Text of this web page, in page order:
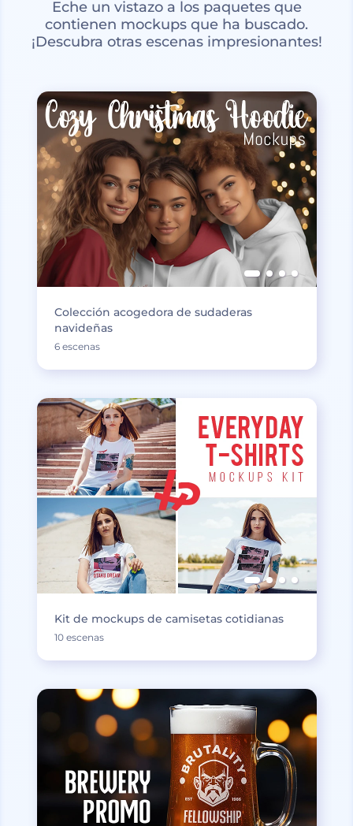
Eche un vistazo a los paquetes que
contienen mockups que ha buscado.
¡Descubra otras escenas impresionantes!
Colección acogedora de sudaderas
navideñas
6 escenas
Kit de mockups de camisetas cotidianas
10 escenas